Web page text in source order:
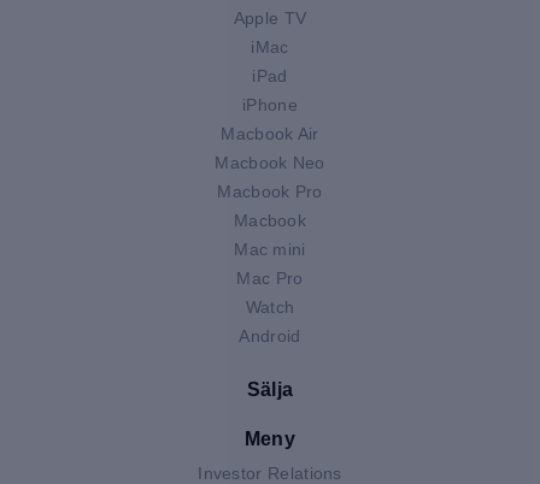
Apple TV
iMac
iPad
iPhone
Macbook Air
Macbook Neo
Macbook Pro
Macbook
Mac mini
Mac Pro
Watch
Android
Sälja
Meny
Investor Relations